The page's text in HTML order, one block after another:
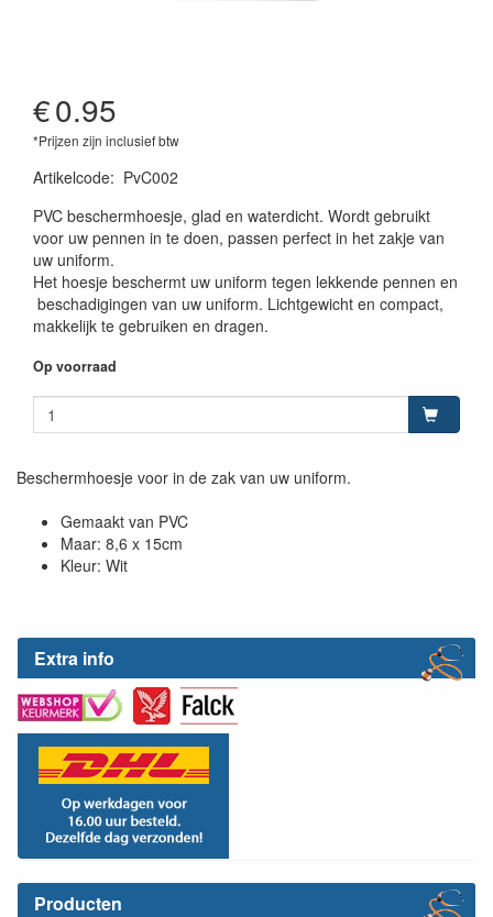
Extra info
Producten
€0.95
*Prijzen zijn inclusief btw
Artikelcode: PvC002
PVC beschermhoesje, glad en waterdicht. Wordt gebruikt
voor uw pennen in te doen, passen perfect in het zakje van
uw uniform.
Het hoesje beschermt uw uniform tegen lekkende pennen en
beschadigingen van uw uniform. Lichtgewicht en compact,
makkelijk te gebruiken en dragen.
Op voorraad
Beschermhoesje voor in de zak van uw uniform.
Gemaakt van PVC
Maar: 8,6 x 15cm
Kleur: Wit